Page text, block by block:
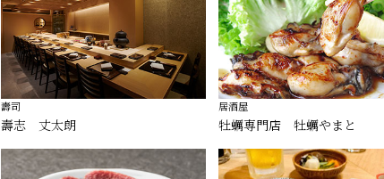
壽司
壽志 丈太朗
居酒屋
牡蠣専門店 牡蠣やまと